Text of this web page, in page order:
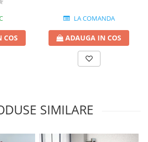
COS
LA COMANDA
ADAUGA IN COS
SIMILARE